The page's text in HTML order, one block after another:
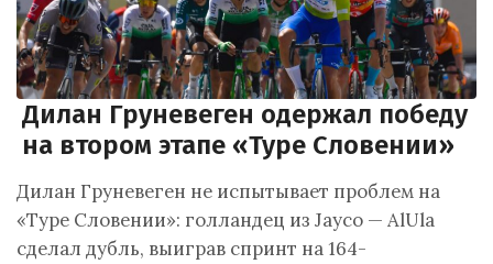
Дилан Груневеген одержал победу
на втором этапе «Туре Словении»
Дилан Груневеген не испытывает проблем на
«Туре Словении»: голландец из Jayco — AlUla
сделал дубль, выиграв спринт на 164-